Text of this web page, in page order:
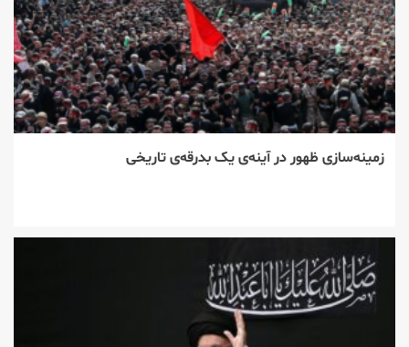
زمینه‌سازی ظهور در آینه‌ی یک بدرقه‌ی تاریخی